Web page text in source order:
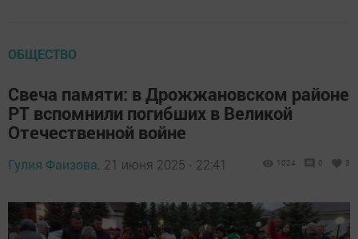
ОБЩЕСТВО
Свеча памяти: в Дрожжановском районе
РТ вспомнили погибших в Великой
Отечественной войне
Гулия Фаизова, 21 июня 2025 - 22:41 1024 0 3